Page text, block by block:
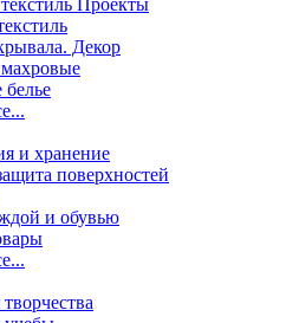
Проекты
Декор
белье
и хранение
поверхностей
и обувью